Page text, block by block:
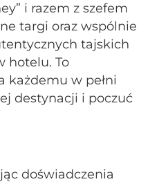
i razem z szefem
targi oraz wspólnie
tajskich
hotelu. To
każdemu w pełni
destynacji i poczuć
doświadczenia